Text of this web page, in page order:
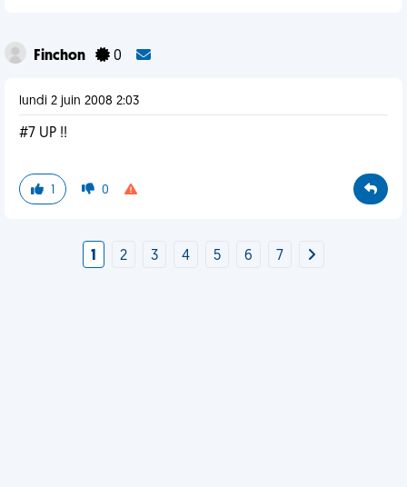
Finchon 0
lundi 2 juin 2008 2:03
#7 UP !!
1 0
1 2 3 4 5 6 7